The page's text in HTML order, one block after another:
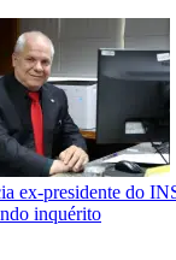
ex-presidente do
inquérito